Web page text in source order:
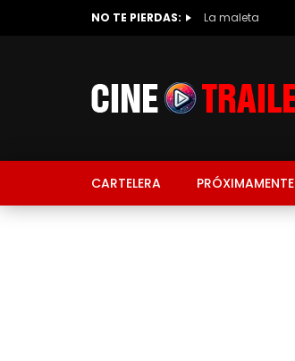
NO TE PIERDAS: La maleta
CARTELERA PRÓXIMAMENTE